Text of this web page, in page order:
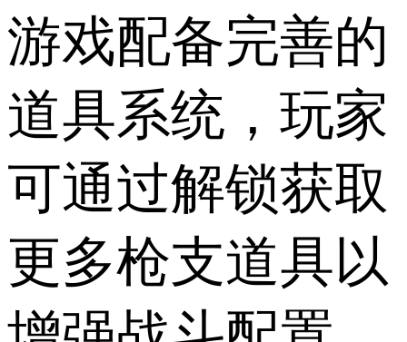
游戏配备完善的
道具系统，玩家
可通过解锁获取
更多枪支道具以